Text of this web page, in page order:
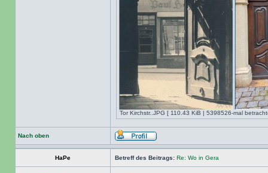
Tor Kirchstr..JPG [ 110.43 KiB | 5398526-mal
Nach oben
HaPe Betreff des Beitrags: Re: Wo in Gera